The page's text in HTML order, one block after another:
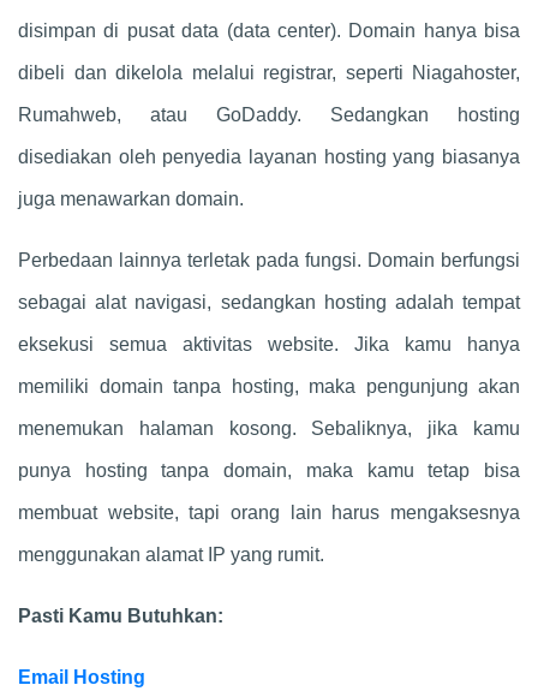
disimpan di pusat data (data center). Domain hanya bisa
dibeli dan dikelola melalui registrar, seperti Niagahoster,
Rumahweb, atau GoDaddy. Sedangkan hosting
disediakan oleh penyedia layanan hosting yang biasanya
juga menawarkan domain.
Perbedaan lainnya terletak pada fungsi. Domain berfungsi
sebagai alat navigasi, sedangkan hosting adalah tempat
eksekusi semua aktivitas website. Jika kamu hanya
memiliki domain tanpa hosting, maka pengunjung akan
menemukan halaman kosong. Sebaliknya, jika kamu
punya hosting tanpa domain, maka kamu tetap bisa
membuat website, tapi orang lain harus mengaksesnya
menggunakan alamat IP yang rumit.
Pasti Kamu Butuhkan:
Email Hosting